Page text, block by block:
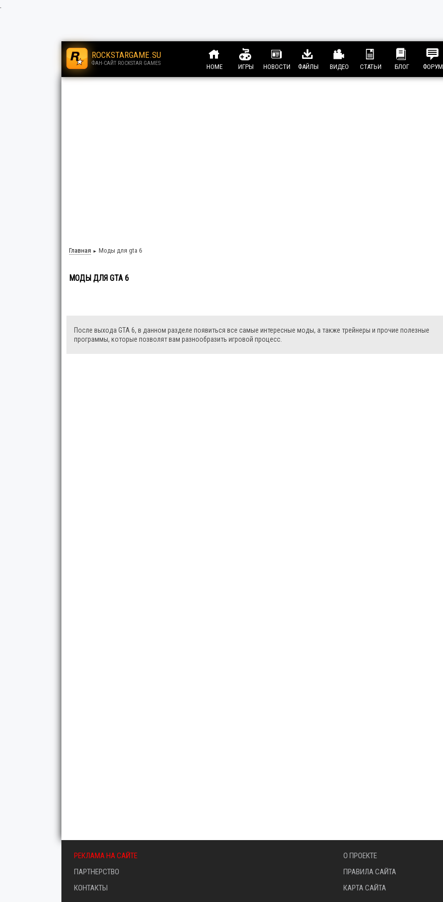
.
ROCKSTARGAME.SU
ФАН-САЙТ ROCKSTAR GAMES HOME ИГРЫ НОВОСТИ ФАЙЛЫ ВИДЕО СТАТЬИ БЛОГ ФОРУМ
.
Главная ► Моды для gta 6
МОДЫ ДЛЯ GTA 6
После выхода GTA 6, в данном разделе появиться все самые интересные моды, а также трейнеры и прочие полезные
программы, которые позволят вам разнообразить игровой процесс.
РЕКЛАМА НА САЙТЕ
ПАРТНЕРСТВО
КОНТАКТЫ
О ПРОЕКТЕ
ПРАВИЛА САЙТА
КАРТА САЙТА